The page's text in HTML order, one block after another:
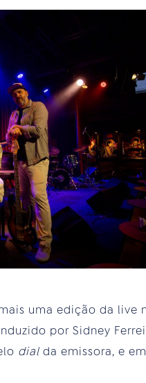
uma edição da
por Sidney
dial da emissora, e